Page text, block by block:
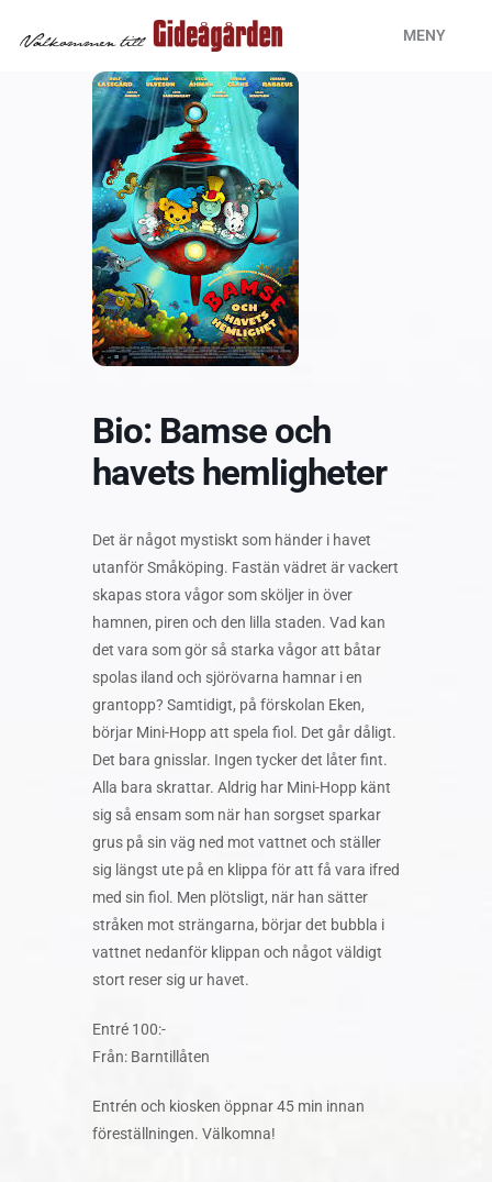
MENY
Bio: Bamse och
havets hemligheter
Det är något mystiskt som händer i havet
utanför Småköping. Fastän vädret är vackert
skapas stora vågor som sköljer in över
hamnen, piren och den lilla staden. Vad kan
det vara som gör så starka vågor att båtar
spolas iland och sjörövarna hamnar i en
grantopp? Samtidigt, på förskolan Eken,
börjar Mini-Hopp att spela fiol. Det går dåligt.
Det bara gnisslar. Ingen tycker det låter fint.
Alla bara skrattar. Aldrig har Mini-Hopp känt
sig så ensam som när han sorgset sparkar
grus på sin väg ned mot vattnet och ställer
sig längst ute på en klippa för att få vara ifred
med sin fiol. Men plötsligt, när han sätter
stråken mot strängarna, börjar det bubbla i
vattnet nedanför klippan och något väldigt
stort reser sig ur havet.
Entré 100:-
Från: Barntillåten
Entrén och kiosken öppnar 45 min innan
föreställningen. Välkomna!